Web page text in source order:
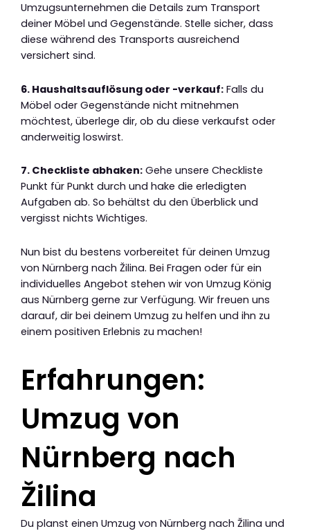
Umzugsunternehmen die Details zum Transport
deiner Möbel und Gegenstände. Stelle sicher, dass
diese während des Transports ausreichend
versichert sind.
6. Haushaltsauflösung oder -verkauf: Falls du
Möbel oder Gegenstände nicht mitnehmen
möchtest, überlege dir, ob du diese verkaufst oder
anderweitig loswirst.
7. Checkliste abhaken: Gehe unsere Checkliste
Punkt für Punkt durch und hake die erledigten
Aufgaben ab. So behältst du den Überblick und
vergisst nichts Wichtiges.
Nun bist du bestens vorbereitet für deinen Umzug
von Nürnberg nach Žilina. Bei Fragen oder für ein
individuelles Angebot stehen wir von Umzug König
aus Nürnberg gerne zur Verfügung. Wir freuen uns
darauf, dir bei deinem Umzug zu helfen und ihn zu
einem positiven Erlebnis zu machen!
Erfahrungen:
Umzug von
Nürnberg nach
Žilina
Du planst einen Umzug von Nürnberg nach Žilina und